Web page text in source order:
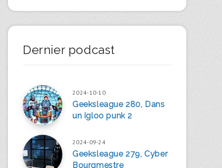
Dernier podcast
2024-10-10
Geeksleague 280, Dans
un igloo punk 2
2024-09-24
Geeksleague 279, Cyber
Bourgmestre